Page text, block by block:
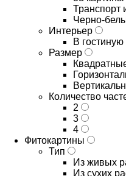
Транспорт
Черно-
Интерьер
В гостиную
Размер
Количество
2
3
4
Фитокартины
Тип
Из живых
Из сухих